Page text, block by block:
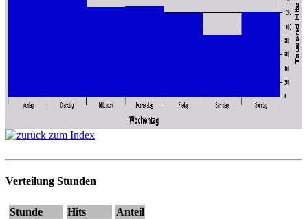
Verteilung Stunden
Stunde Hits
Anteil